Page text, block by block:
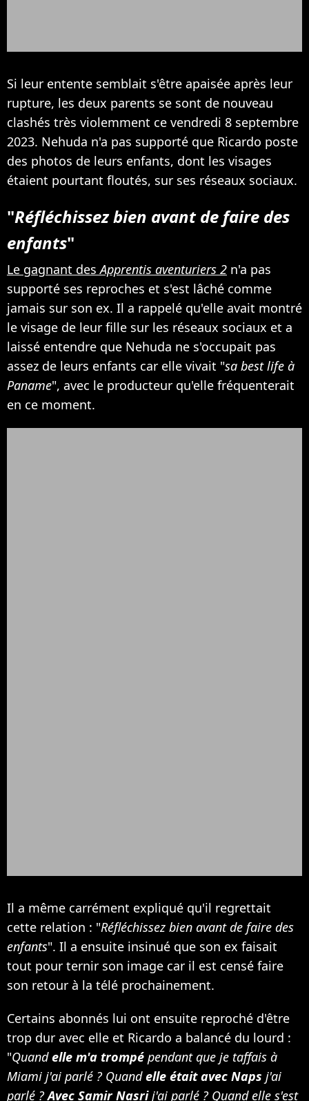
Si leur entente semblait s'être apaisée après leur
rupture, les deux parents se sont de nouveau
clashés très violemment ce vendredi 8 septembre
2023. Nehuda n'a pas supporté que Ricardo poste
des photos de leurs enfants, dont les visages
étaient pourtant floutés, sur ses réseaux sociaux.
"Réfléchissez bien avant de faire des
enfants"
Le gagnant desApprentis aventuriers 2 n'a pas
supporté ses reproches et s'est lâché comme
jamais sur son ex. Il a rappelé qu'elle avait montré
le visage de leur fille sur les réseaux sociaux et a
laissé entendre que Nehuda ne s'occupait pas
assez de leurs enfants car elle vivait "sa best life à
Paname", avec le producteur qu'elle fréquenterait
en ce moment.
Il a même carrément expliqué qu'il regrettait
cette relation : "Réfléchissez bien avant de faire des
enfants". Il a ensuite insinué que son ex faisait
tout pour ternir son image car il est censé faire
son retour à la télé prochainement.
Certains abonnés lui ont ensuite reproché d'être
trop dur avec elle et Ricardo a balancé du lourd :
"Quandelle m'a trompé pendant que je taffais à
Miami j'ai parlé ? Quandelle était avec Naps j'ai
parlé ?Avec Samir Nasrij'ai parlé ? Quand elle s'est